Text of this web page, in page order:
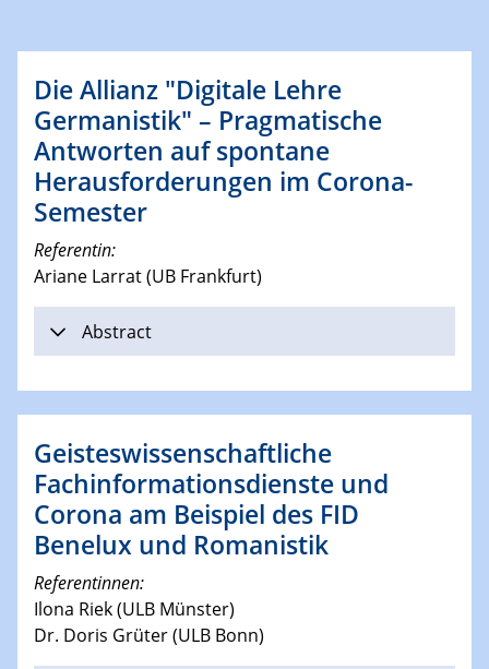
Die Allianz "Digitale Lehre
Germanistik" – Pragmatische
Antworten auf spontane
Herausforderungen im Corona-
Semester
Referentin:
Ariane Larrat (UB Frankfurt)
Abstract
Geisteswissenschaftliche
Fachinformationsdienste und
Corona am Beispiel des FID
Benelux und Romanistik
Referentinnen:
Ilona Riek (ULB Münster)
Dr. Doris Grüter (ULB Bonn)